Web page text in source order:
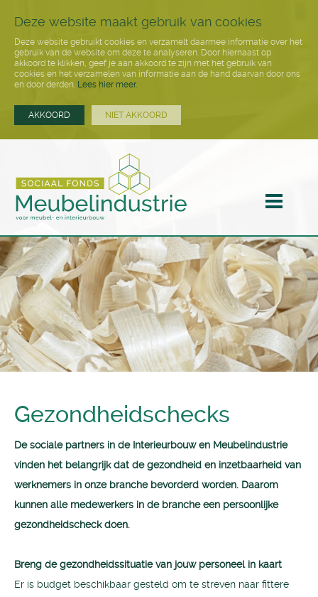
Deze website maakt gebruik van cookies
Deze website gebruikt cookies en verzamelt daarmee informatie over het
gebruik van de website om deze te analyseren. Door hiernaast op
akkoord te klikken, geef je aan akkoord te zijn met het gebruik van
cookies en het verzamelen van informatie aan de hand daarvan door ons
en door derden. Lees hier meer.
AKKOORD NIET AKKOORD
Gezondheidschecks
De sociale partners in de Interieurbouw en Meubelindustrie
vinden het belangrijk dat de gezondheid en inzetbaarheid van
werknemers in onze branche bevorderd worden. Daarom
kunnen alle medewerkers in de branche een persoonlijke
gezondheidscheck doen.
Breng de gezondheidssituatie van jouw personeel in kaart
Er is budget beschikbaar gesteld om te streven naar fittere